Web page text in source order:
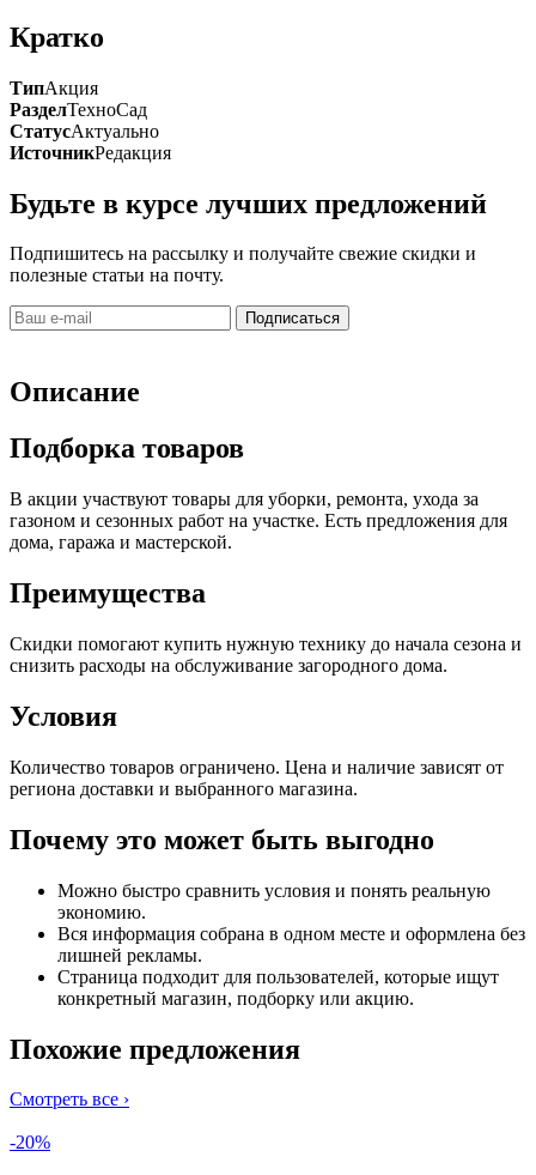
Кратко
ТипАкция
РазделТехноСад
СтатусАктуально
ИсточникРедакция
Будьте в курсе лучших предложений
Подпишитесь на рассылку и получайте свежие скидки и
полезные статьи на почту.
Подписаться
Описание
Подборка товаров
В акции участвуют товары для уборки, ремонта, ухода за
газоном и сезонных работ на участке. Есть предложения для
дома, гаража и мастерской.
Преимущества
Скидки помогают купить нужную технику до начала сезона и
снизить расходы на обслуживание загородного дома.
Условия
Количество товаров ограничено. Цена и наличие зависят от
региона доставки и выбранного магазина.
Почему это может быть выгодно
Можно быстро сравнить условия и понять реальную
экономию.
Вся информация собрана в одном месте и оформлена без
лишней рекламы.
Страница подходит для пользователей, которые ищут
конкретный магазин, подборку или акцию.
Похожие предложения
Смотреть все ›
-20%